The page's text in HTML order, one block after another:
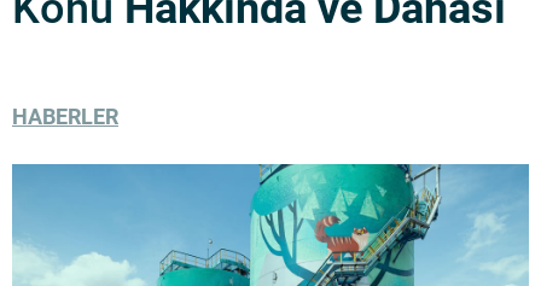
HABERLER